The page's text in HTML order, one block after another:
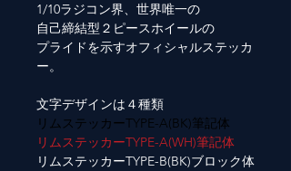
1/10ラジコン界、世界唯一の
自己締結型２ピースホイールの
プライドを示すオフィシャルステッカ
ー。
文字デザインは４種類
リムステッカーTYPE-A(BK)筆記体
リムステッカーTYPE-A(WH)筆記体
リムステッカーTYPE-B(BK)ブロック体